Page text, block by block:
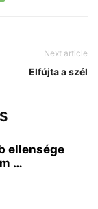
Next article
Elfújta a szél
ellensége
…